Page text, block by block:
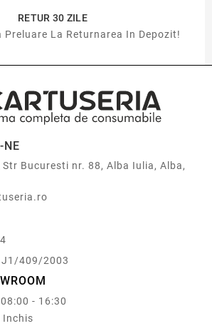
RETUR 30 ZILE
Preluare La Returnarea In Depozit!
NE
Bucuresti nr. 88, Alba Iulia, Alba,
J1/409/2003
- 16:30
Inchis